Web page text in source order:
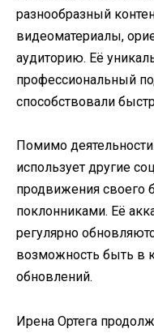
разнообразный
видеоматериалы,
аудиторию. Её
профессиональный
способствовали
Помимо
использует другие
продвижения своего
поклонниками. Её
регулярно
возможность быть в
обновлений.​
Ирена Ортега